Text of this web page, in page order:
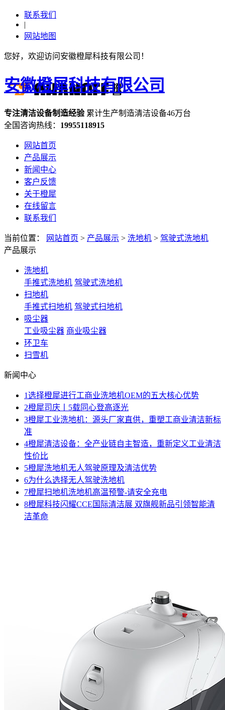
联系我们
|
网站地图
您好，欢迎访问安徽橙犀科技有限公司！
安徽橙犀科技有限公司
专注清洁设备制造经验 累计生产制造清洁设备46万台
全国咨询热线： 19955118915
网站首页
产品展示
新闻中心
客户反馈
关于橙犀
在线留言
联系我们
当前位置： 网站首页 > 产品展示 > 洗地机 > 驾驶式洗地机
产品展示
洗地机
手推式洗地机 驾驶式洗地机
扫地机
手推式扫地机 驾驶式扫地机
吸尘器
工业吸尘器 商业吸尘器
环卫车
扫雪机
新闻中心
1选择橙犀进行工商业洗地机OEM的五大核心优势
2橙犀司庆丨5载同心登高逐光
3橙犀工业洗地机：源头厂家直供，重塑工商业清洁新标
准
4橙犀清洁设备：全产业链自主智造，重新定义工业清洁
性价比
5橙犀洗地机无人驾驶原理及清洁优势
6为什么选择无人驾驶洗地机
7橙犀扫地机洗地机高温预警-请安全充电
8橙犀科技闪耀CCE国际清洁展 双旗舰新品引领智能清
洁革命